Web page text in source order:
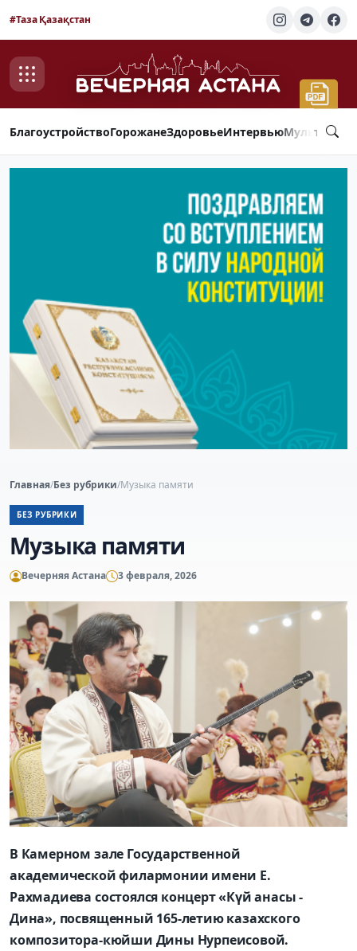
#Таза Қазақстан
БлагоустройствоГорожанеЗдоровьеИнтервью
Главная/Без рубрики/Музыка памяти
БЕЗ РУБРИКИ
Музыка памяти
Вечерняя Астана 3 февраля, 2026
В Камерном зале Государственной
академической филармонии имени Е.
Рахмадиева состоялся концерт «Күй анасы -
Дина», посвященный 165-летию казахского
композитора-кюйши Дины Нурпеисовой.